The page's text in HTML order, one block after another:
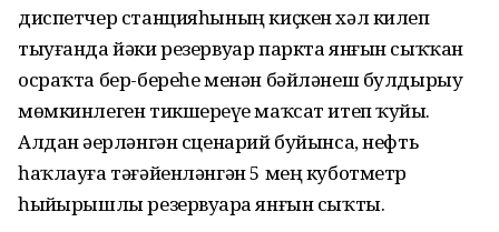
диспетчер станцияһының киҫкен хәл килеп
тыуғанда йәки резервуар паркта янғын сыҡҡан
осраҡта бер-береһе менән бәйләнеш булдырыу
мөмкинлеген тикшереүҙе маҡсат итеп ҡуйҙы.
Алдан әҙерләнгән сценарий буйынса, нефть
һаҡлауға тәғәйенләнгән 5 мең куботметр
һыйҙырышлы резервуарҙа янғын сыҡты.